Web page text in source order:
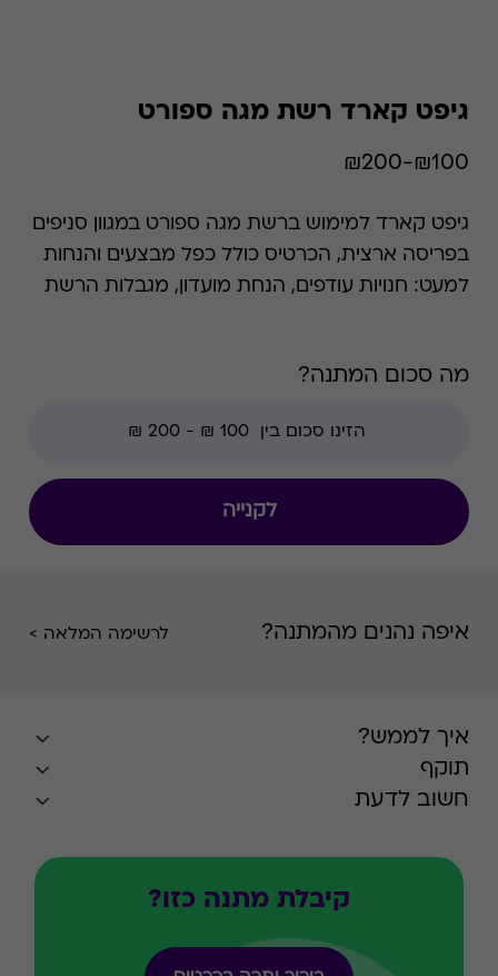
גיפט קארד רשת מגה ספורט
₪100-₪200
גיפט קארד למימוש ברשת מגה ספורט במגוון סניפים
בפריסה ארצית, הכרטיס כולל כפל מבצעים והנחות
למעט: חנויות עודפים, הנחת מועדון, מגבלות הרשת
מה סכום המתנה?
לקנייה
איפה נהנים מהמתנה? לרשימה המלאה >
איך לממש?
תוקף
חשוב לדעת
קיבלת מתנה כזו?